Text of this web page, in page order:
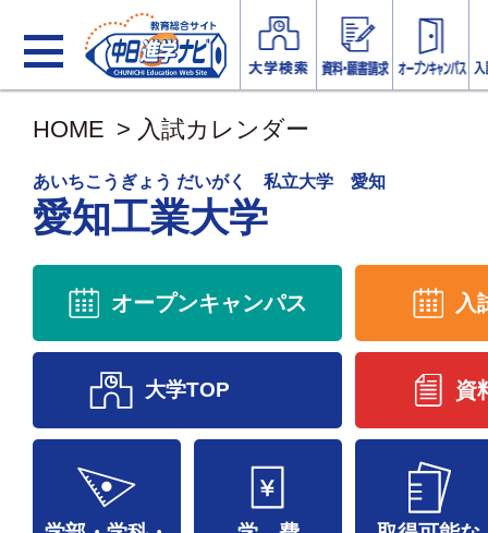
HOME > 入試カレンダー
あいちこうぎょう だいがく 私立大学 愛知
愛知工業大学
オープンキャンパス 入
資
大学TOP